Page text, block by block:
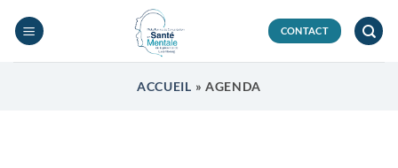
CONTACT
ACCUEIL » AGENDA